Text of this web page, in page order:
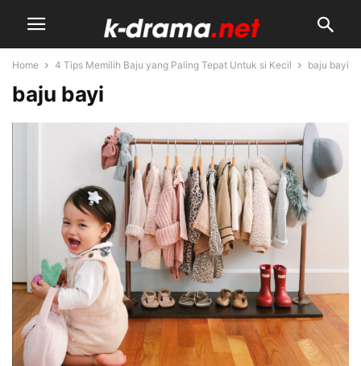
Home 4 Tips Memilih Baju yang Paling Tepat Untuk si Kecil baju bayi
baju bayi